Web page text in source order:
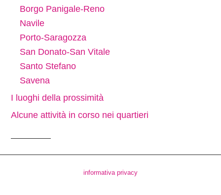
Borgo Panigale-Reno
Navile
Porto-Saragozza
San Donato-San Vitale
Santo Stefano
Savena
I luoghi della prossimità
Alcune attività in corso nei quartieri
informativa privacy